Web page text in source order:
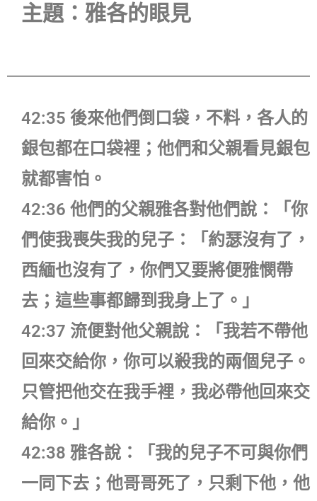
主題：雅各的眼見
42:35 後來他們倒口袋，不料，各人的
銀包都在口袋裡；他們和父親看見銀包
就都害怕。
42:36 他們的父親雅各對他們說：「你
們使我喪失我的兒子：「約瑟沒有了，
西緬也沒有了，你們又要將便雅憫帶
去；這些事都歸到我身上了。」
42:37 流便對他父親說：「我若不帶他
回來交給你，你可以殺我的兩個兒子。
只管把他交在我手裡，我必帶他回來交
給你。」
42:38 雅各說：「我的兒子不可與你們
一同下去；他哥哥死了，只剩下他，他